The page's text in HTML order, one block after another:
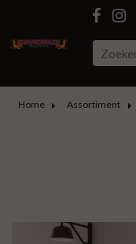
Home Assortiment